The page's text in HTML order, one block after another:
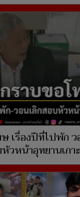
ษ เรื่องปีที่ไปพัก
วหน้าอุทยานเก